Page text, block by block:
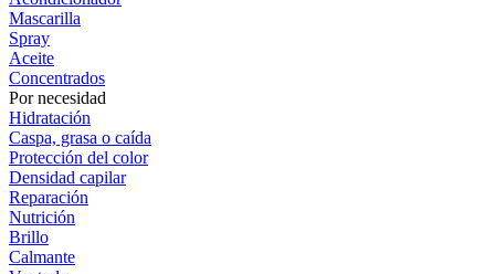
Mascarilla
Spray
Aceite
Concentrados
Por necesidad
Hidratación
Caspa, grasa o caída
Protección del color
Densidad capilar
Reparación
Nutrición
Brillo
Calmante